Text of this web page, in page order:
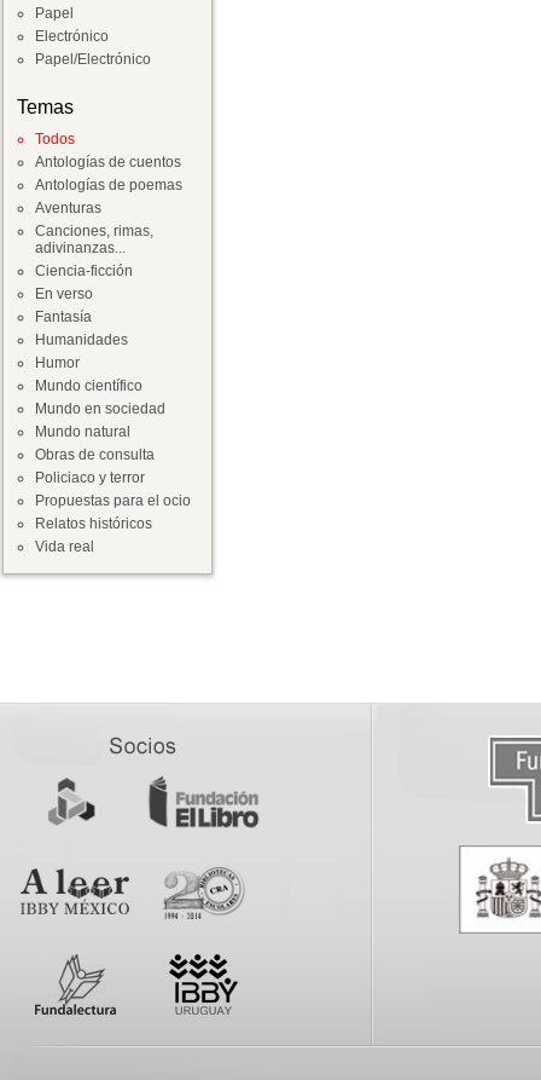
Papel
Electrónico
Papel/Electrónico
Temas
Todos
Antologías de cuentos
Antologías de poemas
Aventuras
Canciones, rimas,
adivinanzas...
Ciencia-ficción
En verso
Fantasía
Humanidades
Humor
Mundo científico
Mundo en sociedad
Mundo natural
Obras de consulta
Policiaco y terror
Propuestas para el ocio
Relatos históricos
Vida real